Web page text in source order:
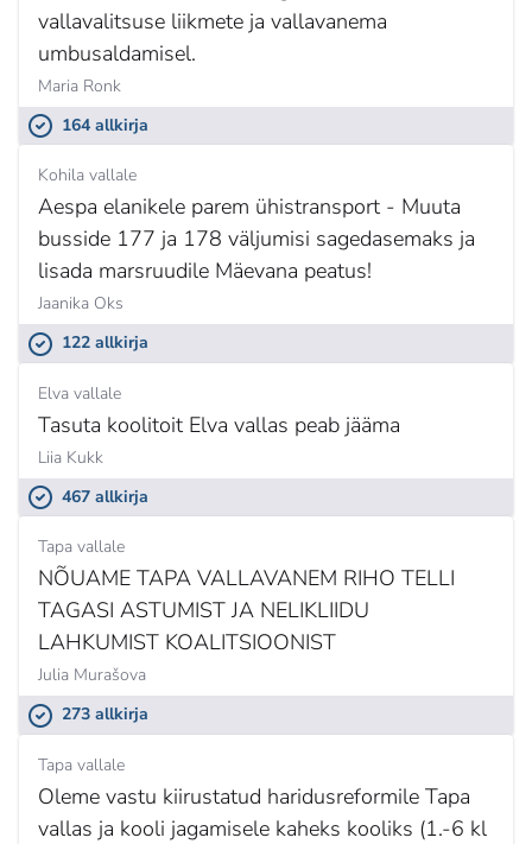
vallavalitsuse liikmete ja vallavanema
umbusaldamisel.
Maria Ronk
164 allkirja
Kohila vallale
Aespa elanikele parem ühistransport - Muuta
busside 177 ja 178 väljumisi sagedasemaks ja
lisada marsruudile Mäevana peatus!
Jaanika Oks
122 allkirja
Elva vallale
Tasuta koolitoit Elva vallas peab jääma
Liia Kukk
467 allkirja
Tapa vallale
NÕUAME TAPA VALLAVANEM RIHO TELLI
TAGASI ASTUMIST JA NELIKLIIDU
LAHKUMIST KOALITSIOONIST
Julia Murašova
273 allkirja
Tapa vallale
Oleme vastu kiirustatud haridusreformile Tapa
vallas ja kooli jagamisele kaheks kooliks (1.-6 kl